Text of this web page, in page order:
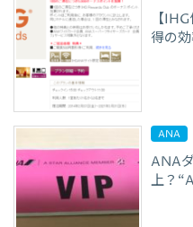
【
得の
ANA
ANA
上？